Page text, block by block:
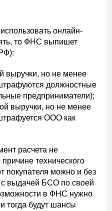
онлайн-
то ФНС выпишет
выручки, но не менее
должностные
предприниматели);
выручки, но не менее
ООО как
расчета не
технического
покупателя можно и без
с выдачей БСО по своей
в ФНС нужно
тогда будут шансы